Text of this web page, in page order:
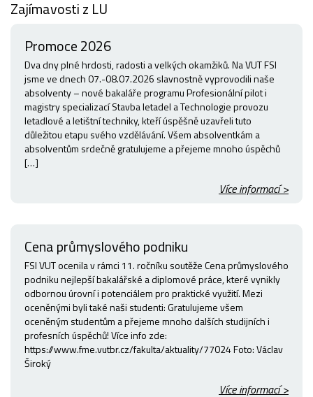
Zajímavosti z LU
Promoce 2026
Dva dny plné hrdosti, radosti a velkých okamžiků. Na VUT FSI
jsme ve dnech 07.-08.07.2026 slavnostně vyprovodili naše
absolventy – nové bakaláře programu Profesionální pilot i
magistry specializací Stavba letadel a Technologie provozu
letadlové a letištní techniky, kteří úspěšně uzavřeli tuto
důležitou etapu svého vzdělávání. Všem absolventkám a
absolventům srdečně gratulujeme a přejeme mnoho úspěchů
[…]
Více informací >
Cena průmyslového podniku
FSI VUT ocenila v rámci 11. ročníku soutěže Cena průmyslového
podniku nejlepší bakalářské a diplomové práce, které vynikly
odbornou úrovní i potenciálem pro praktické využití. Mezi
oceněnými byli také naši studenti: Gratulujeme všem
oceněným studentům a přejeme mnoho dalších studijních i
profesních úspěchů! Více info zde:
https://www.fme.vutbr.cz/fakulta/aktuality/77024 Foto: Václav
Široký
Více informací >